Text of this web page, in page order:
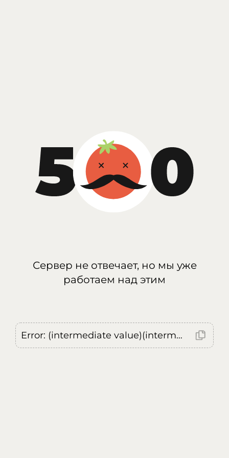
Сервер не отвечает, но мы уже
работаем над этим
Error: (intermediate value)(intermediate value)(intermediate value).replaceAll is not a function